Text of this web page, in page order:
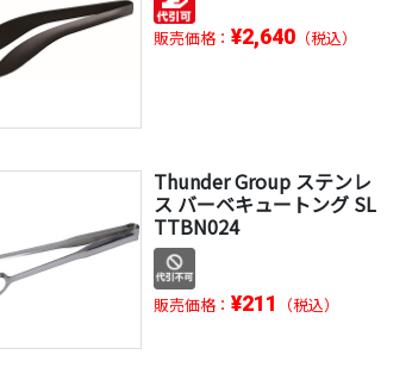
販売価格： ¥2,640（税込）
Thunder Group ステンレ
ス バーベキュートング SL
TTBN024
販売価格： ¥211 （税込）